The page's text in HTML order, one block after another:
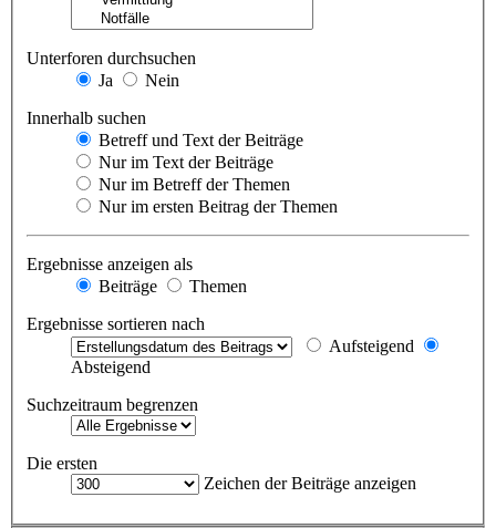
Unterforen durchsuchen
Ja
Nein
Innerhalb suchen
Betreff und Text der Beiträge
Nur im Text der Beiträge
Nur im Betreff der Themen
Nur im ersten Beitrag der Themen
Ergebnisse anzeigen als
Beiträge
Themen
Ergebnisse sortieren nach
Aufsteigend
Absteigend
Suchzeitraum begrenzen
Die ersten
Zeichen der Beiträge anzeigen